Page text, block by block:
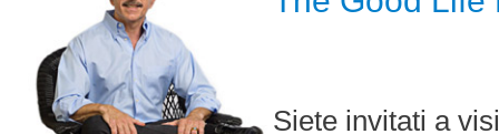
Siete invitati a